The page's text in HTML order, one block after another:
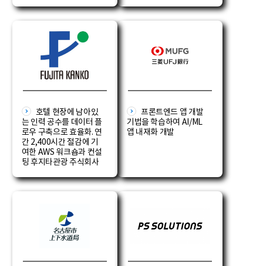
호텔 현장에 남아있
는 인력 공수를 데이터 플
로우 구축으로 효율화. 연
간 2,400시간 절감에 기
여한 AWS 워크숍과 컨설
팅 후지타관광 주식회사
프론트엔드 앱 개발
기법을 학습하여 AI/ML
앱 내재화 개발